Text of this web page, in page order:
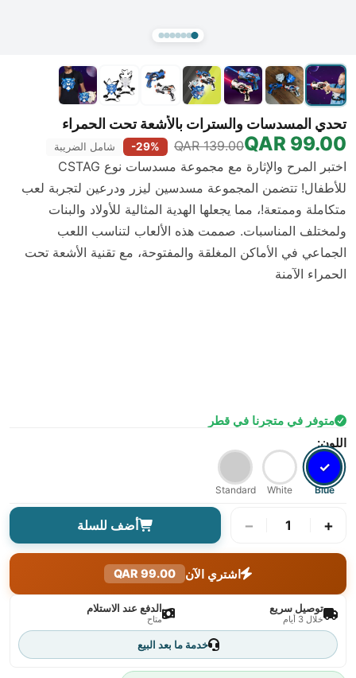
تحدي المسدسات والسترات بالأشعة تحت الحمراء
99.00 QAR
139.00 QAR
-29% شامل الضريبة
اختبر المرح والإثارة مع مجموعة مسدسات نوع CSTAG
للأطفال! تتضمن المجموعة مسدسين ليزر ودرعين لتجربة لعب
متكاملة وممتعة!، مما يجعلها الهدية المثالية للأولاد والبنات
ولمختلف المناسبات. صممت هذه الألعاب لتناسب اللعب
الجماعي في الأماكن المغلقة والمفتوحة، مع تقنية الأشعة تحت
الحمراء الآمنة
متوفر في متجرنا في قطر
اللون:
✓
Blue
White
Standard
+
1
− أضف للسلة
اشتري الآن 99.00 QAR
توصيل سريع
خلال 3 أيام
الدفع عند الاستلام
متاح
خدمة ما بعد البيع